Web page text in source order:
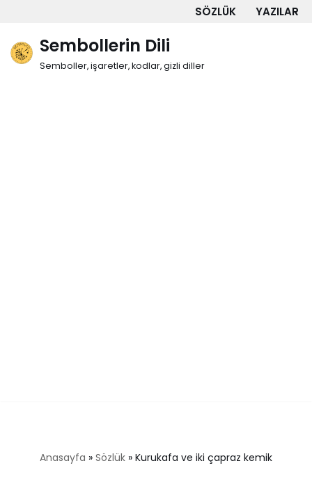
İçeriğe
geç
SÖZLÜK YAZILAR
Sembollerin Dili
Semboller, işaretler, kodlar, gizli diller
Anasayfa » Sözlük » Kurukafa ve iki çapraz kemik